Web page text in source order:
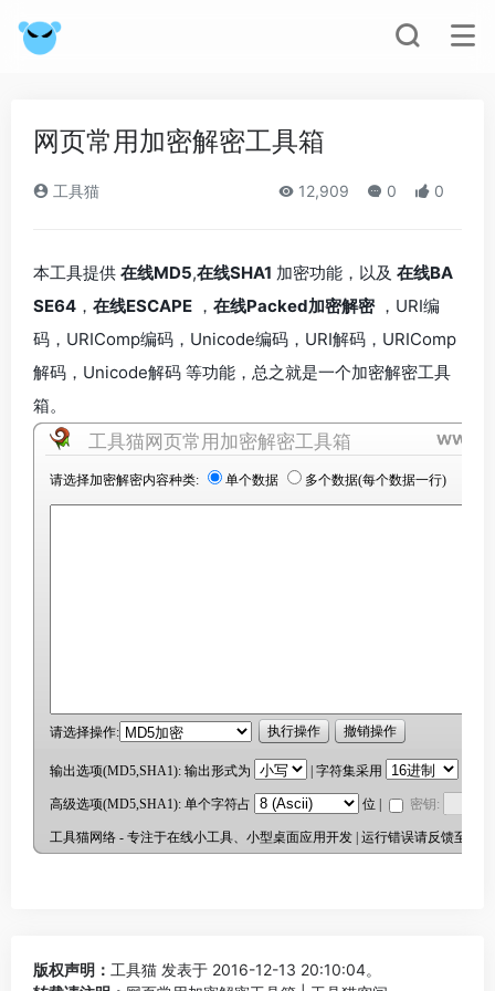
网页常用加密解密工具箱
工具猫 12,909 0 0
本工具提供 在线MD5,在线SHA1 加密功能，以及 在线BA
SE64 ， 在线ESCAPE ， 在线Packed加密解密，URI编
码，URIComp编码，Unicode编码，URI解码，URIComp
解码，Unicode解码 等功能，总之就是一个加密解密工具
箱。
版权声明： 工具猫 发表于 2016-12-13 20:10:04。